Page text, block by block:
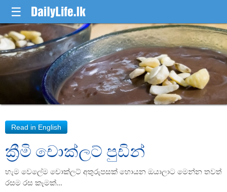
☰
ක්‍රීමි චොක්ලට් පුඩින්
හැම වෙලේම චොක්ලට් අතුරුපසක් හොයන ඔයාලාට මෙන්න තවත්
රසම රස කෑමක්…